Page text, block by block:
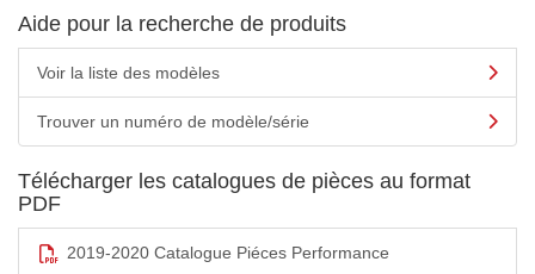
Aide pour la recherche de produits
Voir la liste des modèles
Trouver un numéro de modèle/série
Télécharger les catalogues de pièces au format
PDF
2019-2020 Catalogue Piéces Performance